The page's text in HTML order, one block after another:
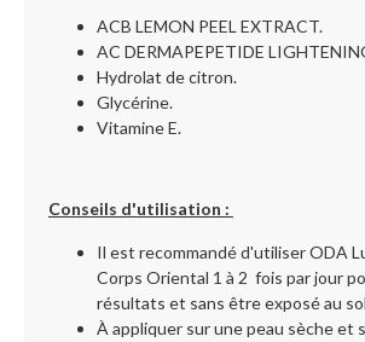
ACB LEMON PEEL EXTRACT.
AC DERMAPEPETIDE
Hydrolat de citron.
Glycérine.
Vitamine E.
Conseils d'utilisation :
Il est recommandé d'utiliser ODA
Corps Oriental 1 à 2 fois par jour
résultats et sans être exposé au
À appliquer sur une peau sèche et